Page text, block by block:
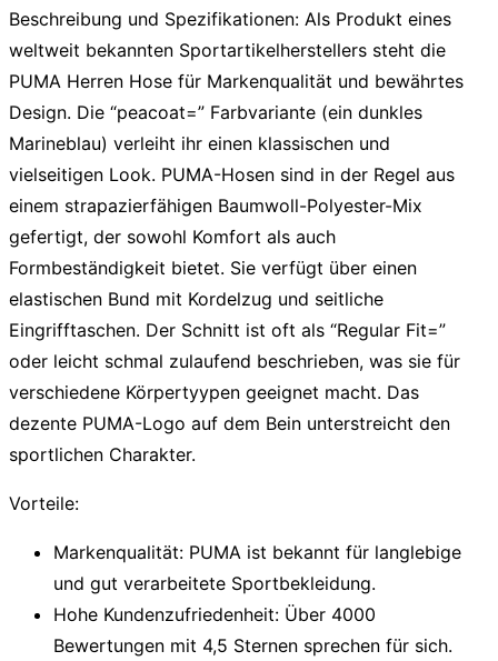
Beschreibung und Spezifikationen: Als Produkt eines
weltweit bekannten Sportartikelherstellers steht die
PUMA Herren Hose für Markenqualität und bewährtes
Design. Die “peacoat=” Farbvariante (ein dunkles
Marineblau) verleiht ihr einen klassischen und
vielseitigen Look. PUMA-Hosen sind in der Regel aus
einem strapazierfähigen Baumwoll-Polyester-Mix
gefertigt, der sowohl Komfort als auch
Formbeständigkeit bietet. Sie verfügt über einen
elastischen Bund mit Kordelzug und seitliche
Eingrifftaschen. Der Schnitt ist oft als “Regular Fit=”
oder leicht schmal zulaufend beschrieben, was sie für
verschiedene Körpertyypen geeignet macht. Das
dezente PUMA-Logo auf dem Bein unterstreicht den
sportlichen Charakter.
Vorteile:
Markenqualität: PUMA ist bekannt für langlebige
und gut verarbeitete Sportbekleidung.
Hohe Kundenzufriedenheit: Über 4000
Bewertungen mit 4,5 Sternen sprechen für sich.